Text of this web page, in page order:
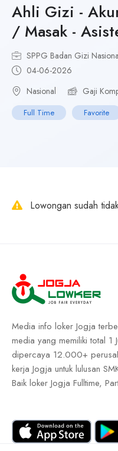
Ahli Gizi -
/ Masak -
SPPG Badan Gizi
04-06-2026
Nasional
Gaji
Full Time Favorite
Lowongan sudah
Media info loker Jogja
media yang memiliki total 1
dipercaya 12.000+
kerja Jogja untuk lulusan
Baik loker Jogja Fulltime,